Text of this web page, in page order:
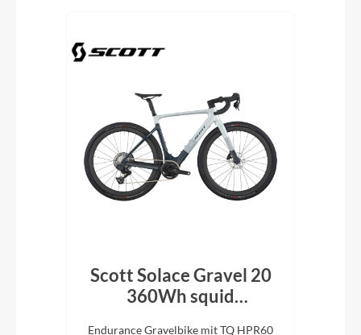
Scott Solace Gravel 20
360Wh squid
Endurance Gravelbike mit TQ HPR60